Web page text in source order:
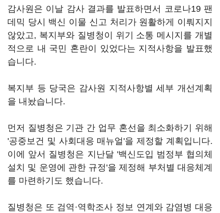
감사원은 이날 감사 결과를 발표하면서 코로나19 팬
데믹 당시 백신 이물 신고 처리가 원활하게 이뤄지지
않았고, 복지부와 질병청이 위기 소통 메시지를 개별
적으로 내 국민 혼란이 있었다는 지적사항을 발표했
습니다.
복지부 등 당국은 감사원 지적사항별 세부 개선계획
을 내놨습니다.
먼저 질병청은 기관 간 업무 혼선을 최소화하기 위해
'공중보건 및 사회대응 매뉴얼'을 제정할 계획입니다.
이에 앞서 질병청은 지난달 '백신도입 범정부 협의체
설치 및 운영에 관한 규정'을 제정해 부처별 대응체계
를 마련하기도 했습니다.
질병청은 또 검역·역학조사 정보 연계와 감염병 대응